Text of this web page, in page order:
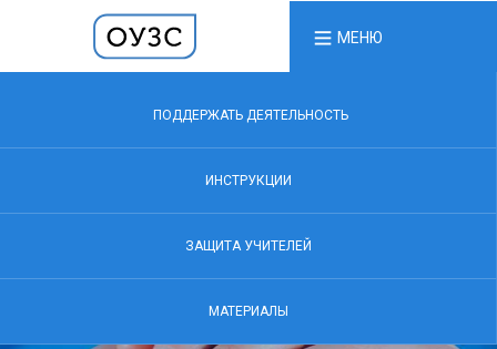
МЕНЮ
ПОДДЕРЖАТЬ ДЕЯТЕЛЬНОСТЬ
ИНСТРУКЦИИ
ЗАЩИТА УЧИТЕЛЕЙ
МАТЕРИАЛЫ